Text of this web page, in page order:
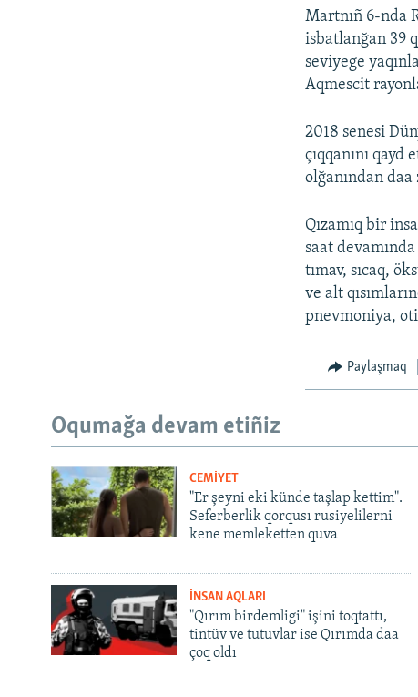
Martnıñ 6-nda
isbatlanğan 39
seviyege
Aqmescit
2018 senesi
çıqqanını
olğanından daa
Qızamıq bir
saat
tımav, sıcaq,
ve alt
pnevmoniya,
Paylaşmaq
Oqumağa devam etiñiz
CEMİYET
"Er şeyni eki künde taşlap kettim".
Seferberlik qorqusı rusiyelilerni
kene memleketten quva
İNSAN AQLARI
"Qırım birdemligi" işini toqtattı,
tintüv ve tutuvlar ise Qırımda daa
çoq oldı